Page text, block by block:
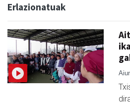
Erlazionatuak